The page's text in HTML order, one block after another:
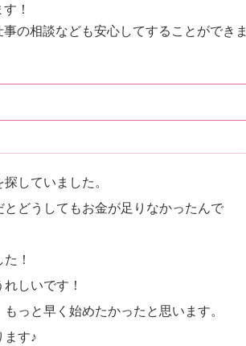
！
の相談なども安心してすることができま
していました。
どうしてもお金が足りなかったんで
！
しいです！
っと早く始めたかったと思います。
ます♪